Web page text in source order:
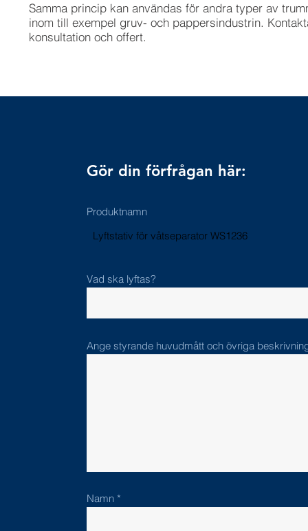
Samma princip kan användas för andra typer av
inom till exempel gruv- och pappersindustrin.
konsultation och offert.
Gör din förfrågan här:
Produktnamn
Lyftstativ för våtseparator WS1236
Vad ska lyftas?
Ange styrande huvudmått och övriga
Namn